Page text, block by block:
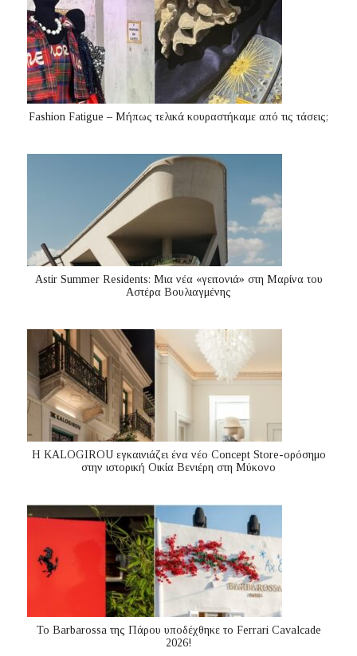
Fashion Fatigue – Μήπως τελικά κουραστήκαμε από τις τάσεις;
Astir Summer Residents: Μια νέα «γειτονιά» στη Μαρίνα του
Αστέρα Βουλιαγμένης
Η KALOGIROU εγκαινιάζει ένα νέο Concept Store-ορόσημο
στην ιστορική Οικία Βενιέρη στη Μύκονο
Το Barbarossa της Πάρου υποδέχθηκε το Ferrari Cavalcade
2026!